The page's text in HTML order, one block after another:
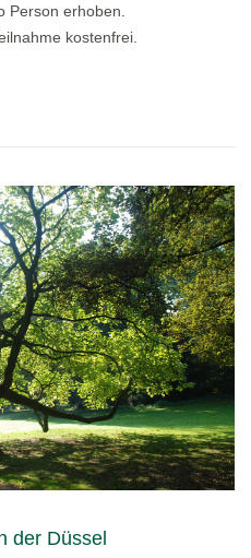
Person erhoben.
kostenfrei.
der Düssel